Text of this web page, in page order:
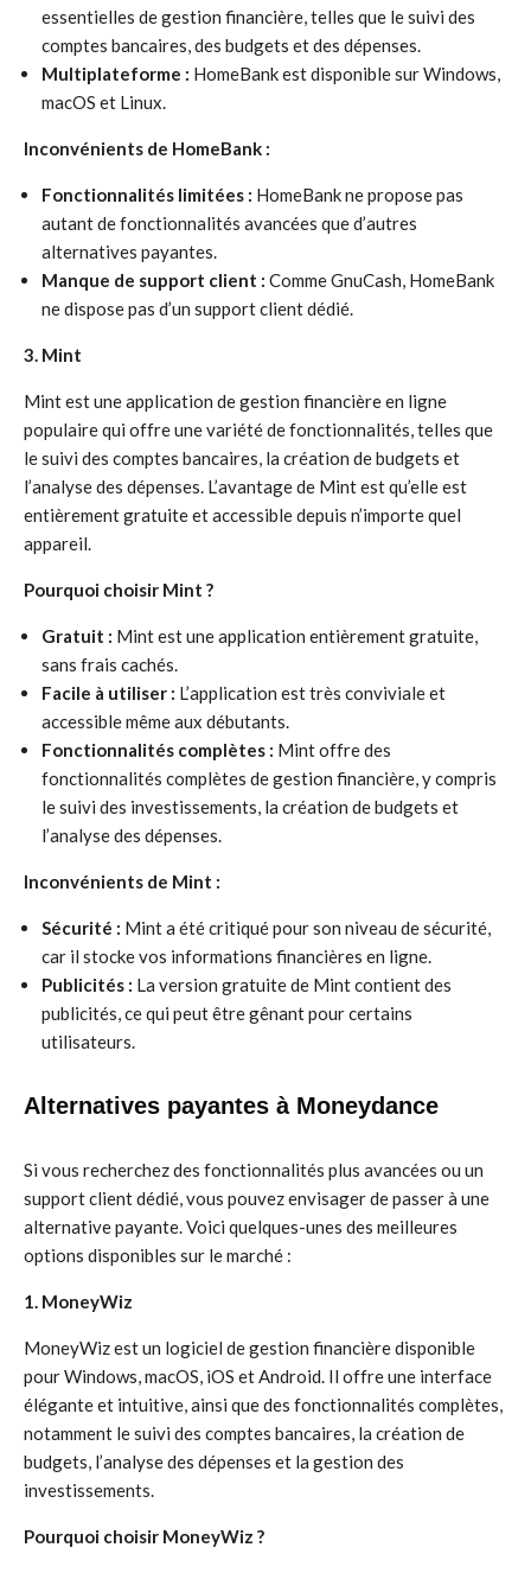
essentielles de gestion financière, telles que le suivi des
comptes bancaires, des budgets et des dépenses.
Multiplateforme : HomeBank est disponible sur Windows,
macOS et Linux.
Inconvénients de HomeBank :
Fonctionnalités limitées : HomeBank ne propose pas
autant de fonctionnalités avancées que d’autres
alternatives payantes.
Manque de support client : Comme GnuCash, HomeBank
ne dispose pas d’un support client dédié.
3. Mint
Mint est une application de gestion financière en ligne
populaire qui offre une variété de fonctionnalités, telles que
le suivi des comptes bancaires, la création de budgets et
l’analyse des dépenses. L’avantage de Mint est qu’elle est
entièrement gratuite et accessible depuis n’importe quel
appareil.
Pourquoi choisir Mint ?
Gratuit : Mint est une application entièrement gratuite,
sans frais cachés.
Facile à utiliser : L’application est très conviviale et
accessible même aux débutants.
Fonctionnalités complètes : Mint offre des
fonctionnalités complètes de gestion financière, y compris
le suivi des investissements, la création de budgets et
l’analyse des dépenses.
Inconvénients de Mint :
Sécurité : Mint a été critiqué pour son niveau de sécurité,
car il stocke vos informations financières en ligne.
Publicités : La version gratuite de Mint contient des
publicités, ce qui peut être gênant pour certains
utilisateurs.
Alternatives payantes à Moneydance
Si vous recherchez des fonctionnalités plus avancées ou un
support client dédié, vous pouvez envisager de passer à une
alternative payante. Voici quelques-unes des meilleures
options disponibles sur le marché :
1. MoneyWiz
MoneyWiz est un logiciel de gestion financière disponible
pour Windows, macOS, iOS et Android. Il offre une interface
élégante et intuitive, ainsi que des fonctionnalités complètes,
notamment le suivi des comptes bancaires, la création de
budgets, l’analyse des dépenses et la gestion des
investissements.
Pourquoi choisir MoneyWiz ?